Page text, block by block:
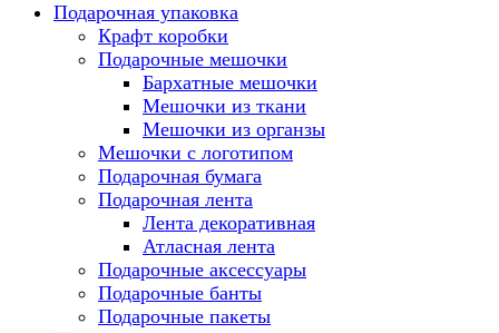
Подарочная упаковка
Крафт коробки
Подарочные мешочки
Бархатные мешочки
Мешочки из ткани
Мешочки из органзы
Мешочки с логотипом
Подарочная бумага
Подарочная лента
Лента декоративная
Атласная лента
Подарочные аксессуары
Подарочные банты
Подарочные пакеты